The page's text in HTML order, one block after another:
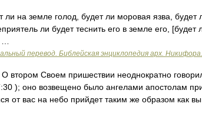
ли на земле голод, будет ли моровая язва, будет
ли будет теснить его в земле его, [будет
перевод. Библейская энциклопедия арх. Никифора.
втором Своем пришествии неоднократно
); оно возвещено было ангелами апостолам
от вас на небо прийдет таким же образом как